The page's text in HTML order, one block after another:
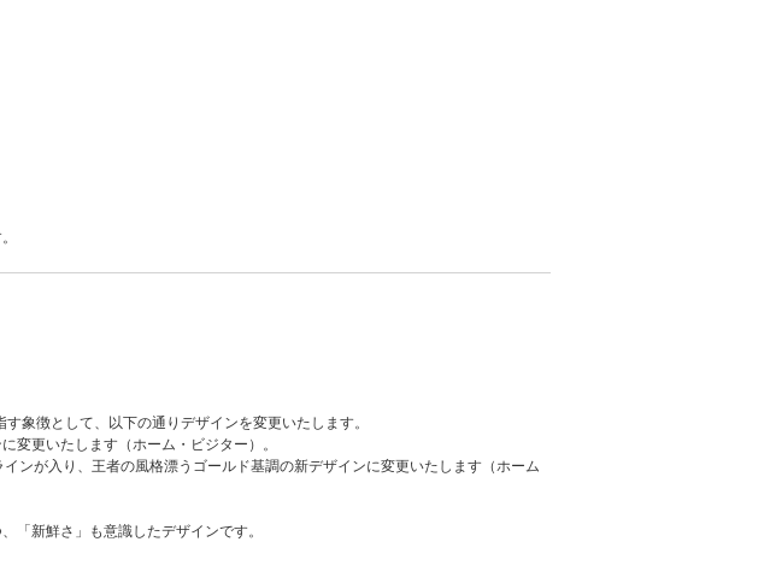
象徴として、以下の通りデザインを変更いたします。
変更いたします（ホーム・ビジター）。
ンが入り、王者の風格漂うゴールド基調の新デザインに変更いたします（ホーム
「新鮮さ」も意識したデザインです。